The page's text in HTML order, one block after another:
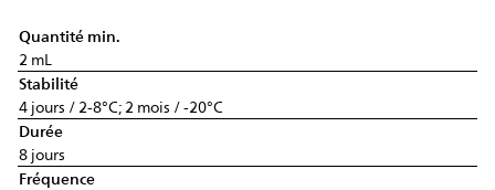
Quantité min.
2 mL
Stabilité
4 jours / 2-8°C; 2 mois / -20°C
Durée
8 jours
Fréquence